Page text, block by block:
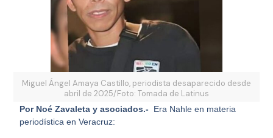
Miguel Ángel Amaya Castillo, periodista desaparecido desde
abril de 2025/Foto: Tomada de Latinus
Por Noé Zavaleta y asociados.- Era Nahle en materia
periodística en Veracruz: